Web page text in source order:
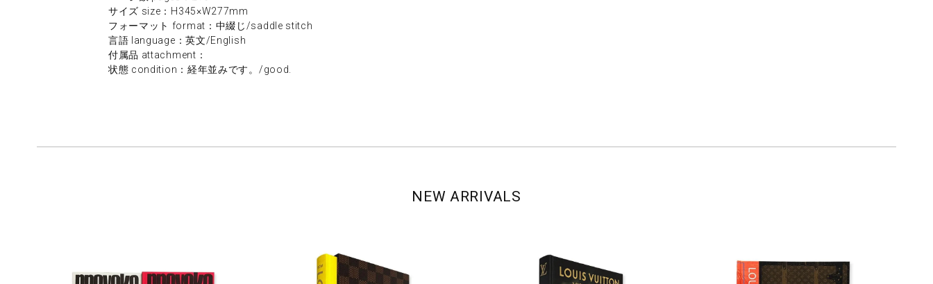
サイズ size：H345×W277mm
フォーマット format：中綴じ/saddle stitch
言語 language：英文/English
付属品 attachment：
状態 condition：経年並みです。/good.
NEW ARRIVALS